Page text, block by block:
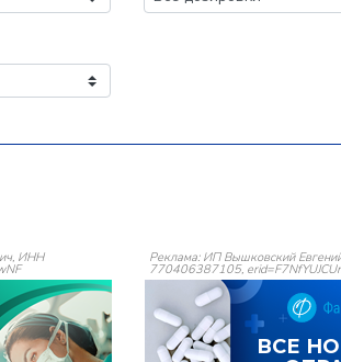
ИНН Реклама: ИП Вышковский
770406387105,